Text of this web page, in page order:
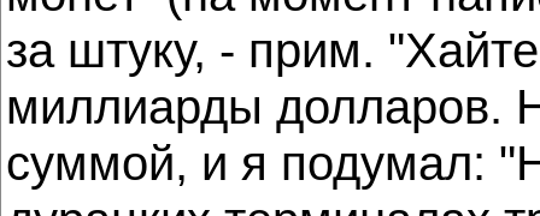
за штуку, - прим.
миллиарды долларов.
суммой, и я подумал: